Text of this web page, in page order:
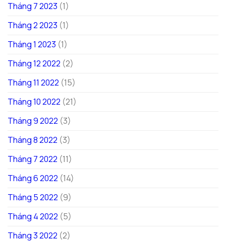
Tháng 7 2023 (1)
Tháng 2 2023 (1)
Tháng 1 2023 (1)
Tháng 12 2022 (2)
Tháng 11 2022 (15)
Tháng 10 2022 (21)
Tháng 9 2022 (3)
Tháng 8 2022 (3)
Tháng 7 2022 (11)
Tháng 6 2022 (14)
Tháng 5 2022 (9)
Tháng 4 2022 (5)
Tháng 3 2022 (2)